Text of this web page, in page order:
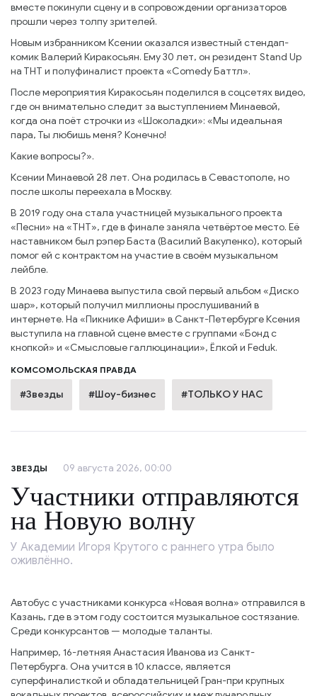
вместе покинули сцену и в сопровождении организаторов
прошли через толпу зрителей.
Новым избранником Ксении оказался известный стендап-
комик Валерий Киракосьян. Ему 30 лет, он резидент Stand Up
на ТНТ и полуфиналист проекта «Comedy Баттл».
После мероприятия Киракосьян поделился в соцсетях видео,
где он внимательно следит за выступлением Минаевой,
когда она поёт строчки из «Шоколадки»: «Мы идеальная
пара, Ты любишь меня? Конечно!
Какие вопросы?».
Ксении Минаевой 28 лет. Она родилась в Севастополе, но
после школы переехала в Москву.
В 2019 году она стала участницей музыкального проекта
«Песни» на «ТНТ», где в финале заняла четвёртое место. Её
наставником был рэпер Баста (Василий Вакуленко), который
помог ей с контрактом на участие в своём музыкальном
лейбле.
В 2023 году Минаева выпустила свой первый альбом «Диско
шар», который получил миллионы прослушиваний в
интернете. На «Пикнике Афиши» в Санкт-Петербурге Ксения
выступила на главной сцене вместе с группами «Бонд с
кнопкой» и «Смысловые галлюцинации», Ёлкой и Feduk.
КОМСОМОЛЬСКАЯ ПРАВДА
#Звезды #Шоу-бизнес #ТОЛЬКО У НАС
ЗВЕЗДЫ 09 августа 2026, 00:00
Участники отправляются
на Новую волну
У Академии Игоря Крутого с раннего утра было
оживлённо.
Автобус с участниками конкурса «Новая волна» отправился в
Казань, где в этом году состоится музыкальное состязание.
Среди конкурсантов — молодые таланты.
Например, 16-летняя Анастасия Иванова из Санкт-
Петербурга. Она учится в 10 классе, является
суперфиналисткой и обладательницей Гран-при крупных